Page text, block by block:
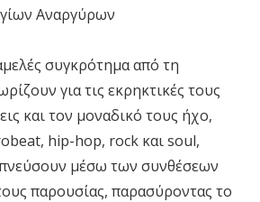
Αναργύρων
συγκρότημα από τη
για τις εκρηκτικές τους
και τον μοναδικό τους ήχο,
hip-hop, rock και soul,
μέσω των συνθέσεων
παρουσίας, παρασύροντας το